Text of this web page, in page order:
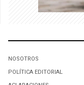
NOSOTROS
POLÍTICA EDITORIAL